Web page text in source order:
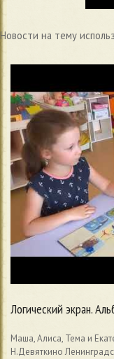
Новости на тему
Логический экран.
Маша, Алиса, Тема и
Н.Девяткино